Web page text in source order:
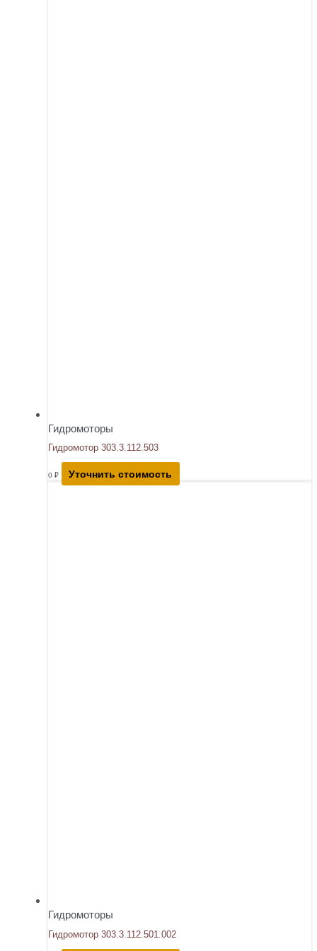
Гидромоторы
Гидромотор 303.3.112.503
0 ₽ Уточнить стоимость
Гидромоторы
Гидромотор 303.3.112.501.002